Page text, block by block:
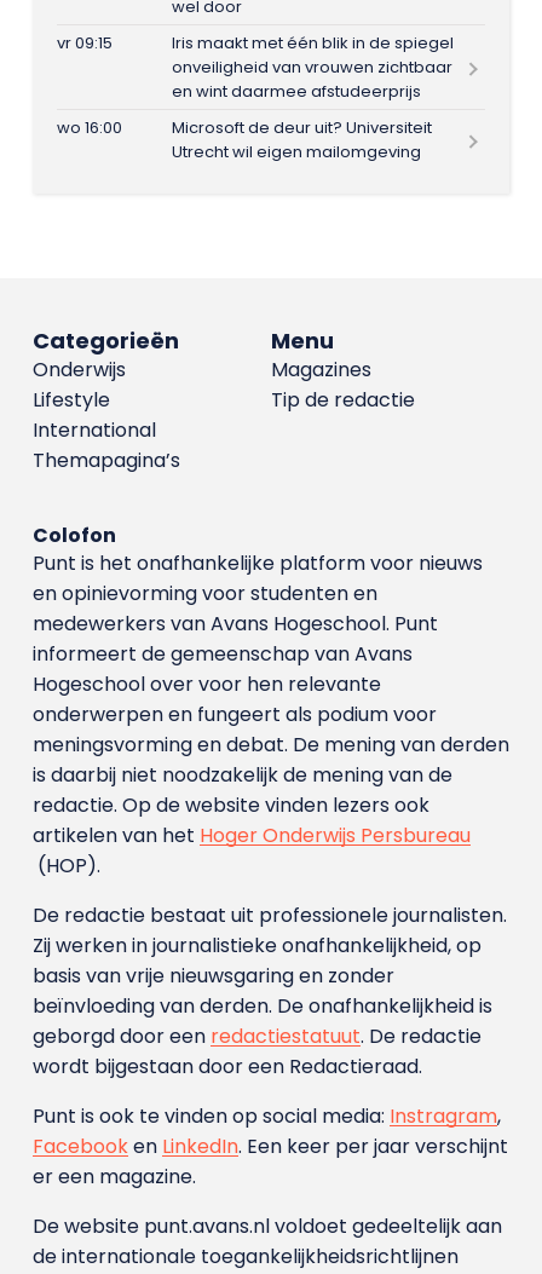
wel door
vr 09:15
Iris maakt met één blik in de spiegel
onveiligheid van vrouwen zichtbaar
en wint daarmee afstudeerprijs
wo 16:00
Microsoft de deur uit? Universiteit
Utrecht wil eigen mailomgeving
Menu
Magazines
Tip de redactie
Categorieën
Onderwijs
Lifestyle
International
Themapagina’s
Colofon
Punt is het onafhankelijke platform voor nieuws
en opinievorming voor studenten en
medewerkers van Avans Hoge­school. Punt
informeert de gemeenschap van Avans
Hogeschool over voor hen relevante
onderwerpen en fungeert als podium voor
meningsvorming en debat. De mening van derden
is daarbij niet noodzakelijk de mening van de
redactie. Op de website vinden lezers ook
artikelen van het Hoger Onderwijs Persbureau
(HOP).
De redactie bestaat uit professionele journalisten.
Zij werken in journalistieke onafhankelijkheid, op
basis van vrije nieuwsgaring en zonder
beïnvloeding van derden. De onafhankelijkheid is
geborgd door een redactiestatuut. De redactie
wordt bijgestaan door een Redactieraad.
Punt is ook te vinden op social media: Instragram,
Facebooken LinkedIn. Een keer per jaar verschijnt
er een magazine.
De website punt.avans.nl voldoet gedeeltelijk aan
de internationale toegankelijkheidsrichtlijnen